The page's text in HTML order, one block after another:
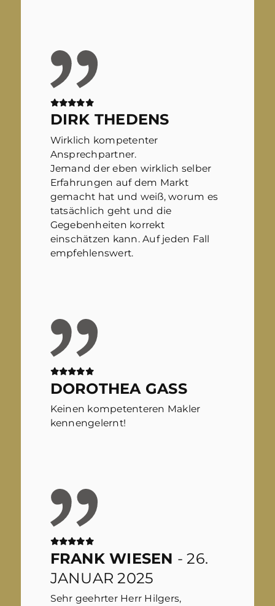
DIRK THEDENS
Wirklich kompetenter
Ansprechpartner.
Jemand der eben wirklich selber
Erfahrungen auf dem Markt
gemacht hat und weiß, worum es
tatsächlich geht und die
Gegebenheiten korrekt
einschätzen kann. Auf jeden Fall
empfehlenswert.
DOROTHEA GASS
Keinen kompetenteren Makler
kennengelernt!
FRANK WIESEN - 26.
JANUAR 2025
Sehr geehrter Herr Hilgers,